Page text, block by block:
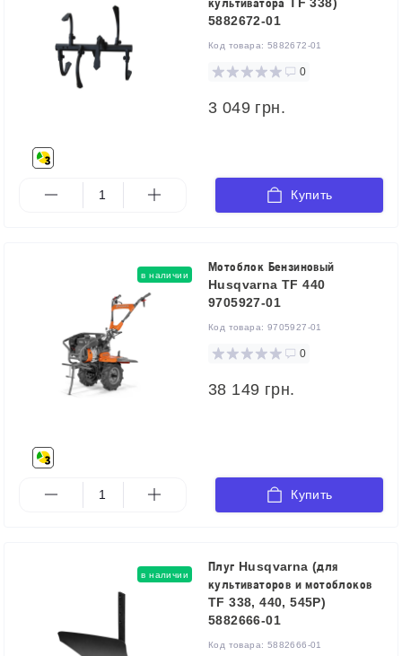
5882672-01
Код товара: 5882672-01
0
3 049 грн.
Купить
в наличии
Мотоблок Бензиновый
Husqvarna TF 440
9705927-01
Код товара: 9705927-01
0
38 149 грн.
Купить
в наличии
Плуг Husqvarna (для
культиваторов и мотоблоков
TF 338, 440, 545P)
5882666-01
Код товара: 5882666-01